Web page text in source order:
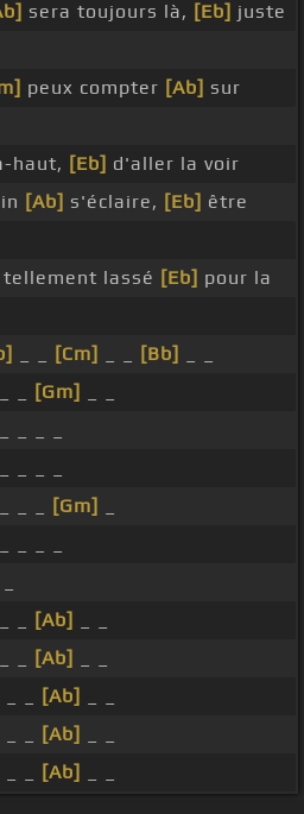
sera toujours là, [Eb] juste
peux compter [Ab] sur
haut, [Eb] d'aller la voir
[Ab] s'éclaire, [Eb] être
tellement lassé [Eb] pour la
[Cm] [Bb]
[Gm]
[Gm]
[Ab]
[Ab]
[Ab]
[Ab]
[Ab]